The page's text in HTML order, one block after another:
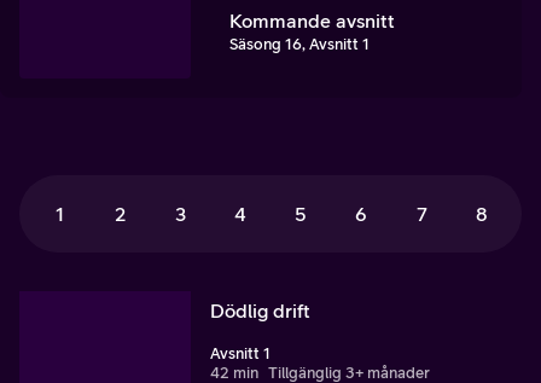
Kommande avsnitt
Säsong 16, Avsnitt 1
1 2 3 4 5 6 7 8
Dödlig drift
Avsnitt 1
42 min Tillgänglig 3+ månader